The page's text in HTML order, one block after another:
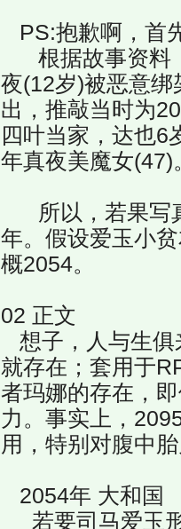
PS:抱歉啊，首
根据故事资料
夜(12岁)被恶意
出，推敲当时为
四叶当家，达也6
年真夜美魔女(47)
所以，若果写
年。假设爱玉小
概2054。
02 正文
想子，人与生俱
就存在；套用于
者玛娜的存在，
力。事实上，
用，特别对腹中
2054年 大和国
若要司马爱玉